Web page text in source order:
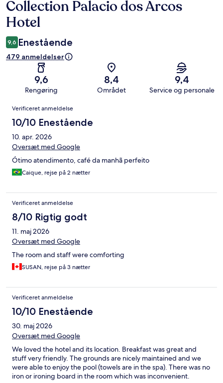
Collection Palacio dos Arcos
Hotel
9,6 Enestående
479 anmeldelser
9,6
Rengøring
8,4
Området
9,4
Service og personale
Anmeldelser
Verificeret anmeldelse
10/10 Enestående
10. apr. 2026
Oversæt med Google
Ótimo atendimento, café da manhã perfeito
Caique, rejse på 2 nætter
Verificeret anmeldelse
8/10 Rigtig godt
11. maj 2026
Oversæt med Google
The room and staff were comforting
SUSAN, rejse på 3 nætter
Verificeret anmeldelse
10/10 Enestående
30. maj 2026
Oversæt med Google
We loved the hotel and its location. Breakfast was great and
stuff very friendly. The grounds are nicely maintained and we
were able to enjoy the pool (towels are in the spa). There was no
iron or ironing board in the room which was inconvenient.